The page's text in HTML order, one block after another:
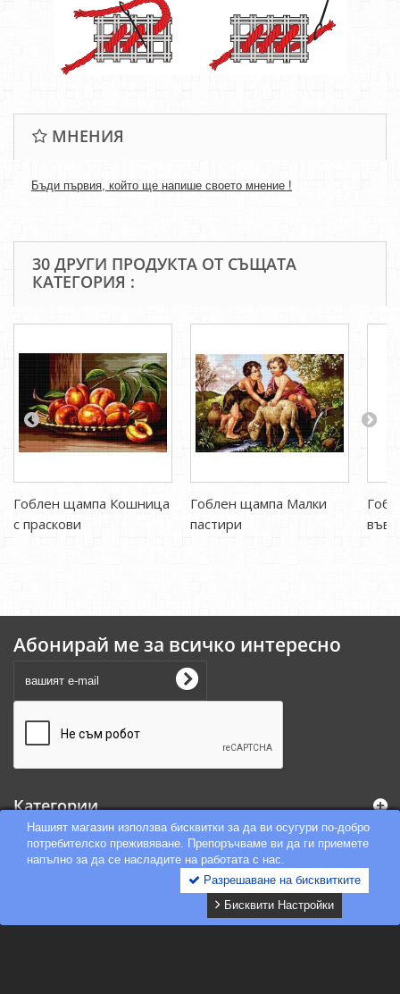
Нашият магазин използва бисквитки за да ви осугури по-добро
потребителско преживяване. Препоръчваме ви да ги приемете
напълно за да се насладите на работата с нас.
Разрешаване на бисквитките
Бисквити Настройки
МНЕНИЯ
Бъди първия, който ще напише своето мнение !
30 ДРУГИ ПРОДУКТА ОТ СЪЩАТА
КАТЕГОРИЯ :
Гоблен щампа Кошница
с праскови
Гоблен щампа Малки
пастири
във
Абонирай ме за всичко интересно
Категории
Информация